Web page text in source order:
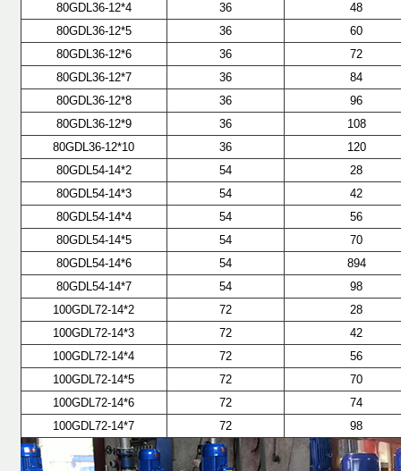
80GDL36-12*4
36
48
80GDL36-12*5
36
60
80GDL36-12*6
36
72
80GDL36-12*7
36
84
80GDL36-12*8
36
96
80GDL36-12*9
36
108
80GDL36-12*10
36
120
80GDL54-14*2
54
28
80GDL54-14*3
54
42
80GDL54-14*4
54
56
80GDL54-14*5
54
70
80GDL54-14*6
54
894
80GDL54-14*7
54
98
100GDL72-14*2
72
28
100GDL72-14*3
72
42
100GDL72-14*4
72
56
100GDL72-14*5
72
70
100GDL72-14*6
72
74
100GDL72-14*7
72 98